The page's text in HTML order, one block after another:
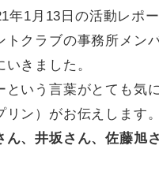
年1月13日の活動レポ
トクラブの事務所メン
きました。
という言葉がとても気
ン）がお伝えします。
ん、井坂さん、佐藤旭